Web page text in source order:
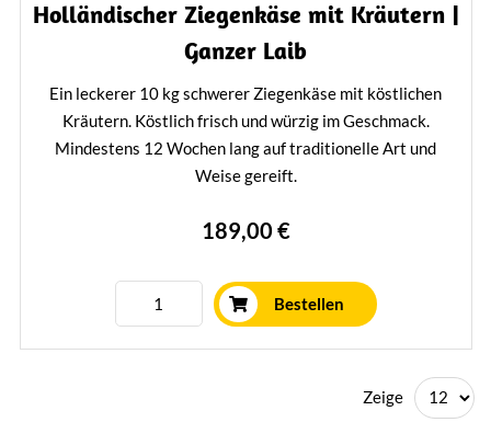
Holländischer Ziegenkäse mit Kräutern |
Ganzer Laib
Ein leckerer 10 kg schwerer Ziegenkäse mit köstlichen
Kräutern. Köstlich frisch und würzig im Geschmack.
Mindestens 12 Wochen lang auf traditionelle Art und
Weise gereift.
189,00 €
Bestellen
Zeige